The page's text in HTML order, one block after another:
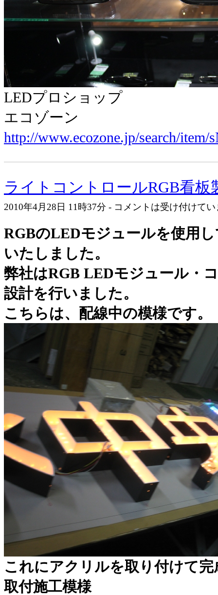
LEDプロショップ
エコゾーン
http://www.ecozone.jp/search/item/
ライトコントロールRGB看板
2010年4月28日 11時37分 - コメントは受け付けて
RGBのLEDモジュールを使用
いたしました。
弊社はRGB LEDモジュール・
設計を行いました。
こちらは、配線中の模様です。
これにアクリルを取り付けて完
取付施工模様